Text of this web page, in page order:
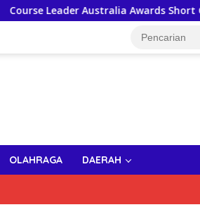
Awards Short Course Apresiasi
OLAHRAGA DAERAH